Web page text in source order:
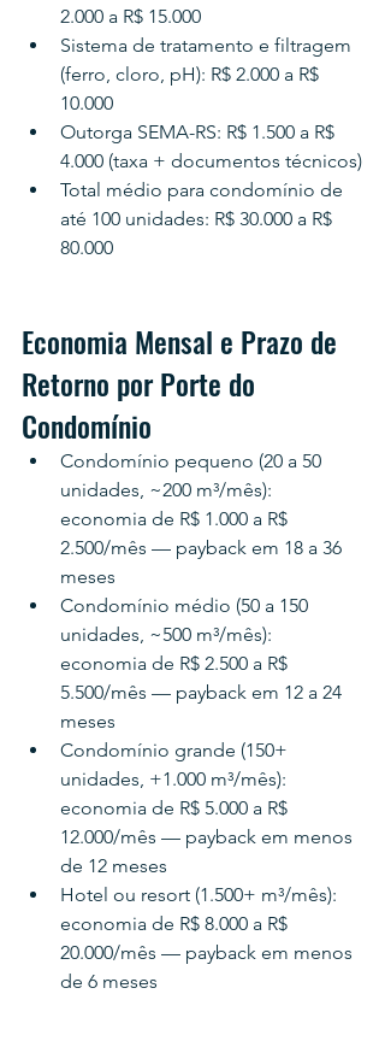
2.000 a R$ 15.000
Sistema de tratamento e filtragem
(ferro, cloro, pH): R$ 2.000 a R$
10.000
Outorga SEMA-RS: R$ 1.500 a R$
4.000 (taxa + documentos técnicos)
Total médio para condomínio de
até 100 unidades: R$ 30.000 a R$
80.000
Economia Mensal e Prazo de
Retorno por Porte do
Condomínio
Condomínio pequeno (20 a 50
unidades, ~200 m³/mês):
economia de R$ 1.000 a R$
2.500/mês — payback em 18 a 36
meses
Condomínio médio (50 a 150
unidades, ~500 m³/mês):
economia de R$ 2.500 a R$
5.500/mês — payback em 12 a 24
meses
Condomínio grande (150+
unidades, +1.000 m³/mês):
economia de R$ 5.000 a R$
12.000/mês — payback em menos
de 12 meses
Hotel ou resort (1.500+ m³/mês):
economia de R$ 8.000 a R$
20.000/mês — payback em menos
de 6 meses